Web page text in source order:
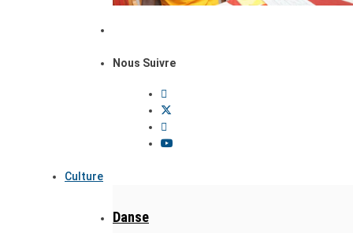
Nous Suivre
Culture
Danse